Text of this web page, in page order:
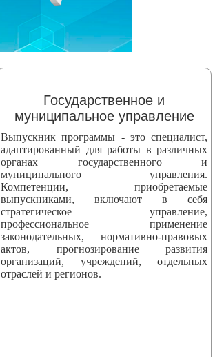
Государственное и
муниципальное управление
Выпускник программы - это специалист,
адаптированный для работы в различных
органах государственного и
муниципального управления.
Компетенции, приобретаемые
выпускниками, включают в себя
стратегическое управление,
профессиональное применение
законодательных, нормативно-правовых
актов, прогнозирование развития
организаций, учреждений, отдельных
отраслей и регионов.